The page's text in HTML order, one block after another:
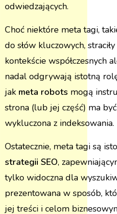
odwiedzających.
Choć niektóre meta tagi,
do słów kluczowych,
kontekście współczesnych
nadal odgrywają istotną
jak meta robots mogą
strona (lub jej część) ma
wykluczona z indeksowania.
Ostatecznie, meta tagi są
strategii SEO,
tylko widoczna dla
prezentowana w sposób,
jej treści i celom